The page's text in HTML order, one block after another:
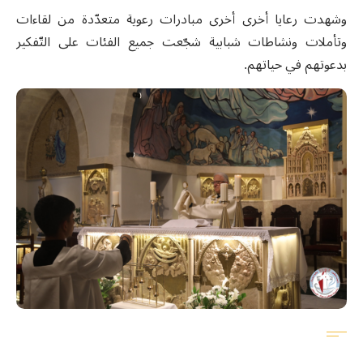
وشهدت رعايا أخرى أخرى مبادرات رعوية متعدّدة من لقاءات
وتأملات ونشاطات شبابية شجّعت جميع الفئات على التّفكير
بدعوتهم في حياتهم.